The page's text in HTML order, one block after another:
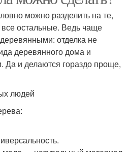
можно разделить на те,
остальные. Ведь чаще
отделка не
деревянного дома и
Да и делаются гораздо проще,
людей